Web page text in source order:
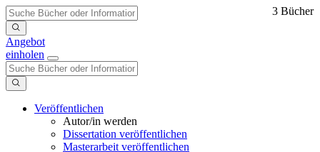
Angebot
einholen
Veröffentlichen
Autor/in werden
Dissertation veröffentlichen
Masterarbeit veröffentlichen
3 Bücher